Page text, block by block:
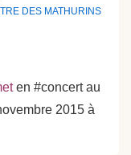
DES MATHURINS
en #concert au
2015 à